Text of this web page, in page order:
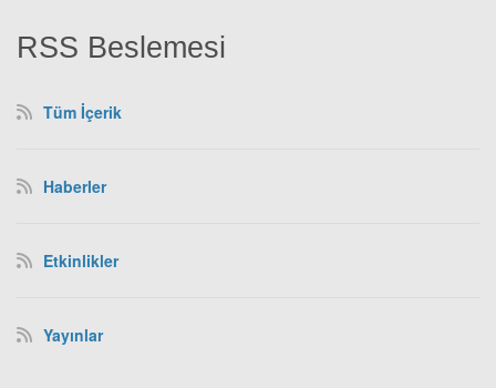
RSS Beslemesi
Tüm İçerik
Haberler
Etkinlikler
Yayınlar